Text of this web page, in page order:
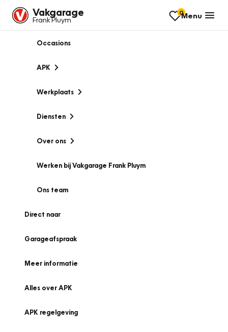
Vakgarage
Frank Pluym
0Menu
Occasions
APK
Werkplaats
Diensten
Over ons
Werken bij Vakgarage Frank Pluym
Ons team
Direct naar
Garageafspraak
Meer informatie
Alles over APK
APK regelgeving